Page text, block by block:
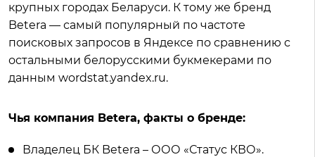
крупных городах Беларуси. К тому же бренд
Betera — самый популярный по частоте
поисковых запросов в Яндексе по сравнению с
остальными белорусскими букмекерами по
данным wordstat.yandex.ru.
Чья компания Betera, факты о бренде:
Владелец БК Betera – ООО «Статус КВО».